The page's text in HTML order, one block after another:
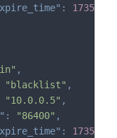
:
,
"blacklist" ,
"10.0.0.5" ,
: "86400" ,
: